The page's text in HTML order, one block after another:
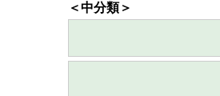
＜中分類＞